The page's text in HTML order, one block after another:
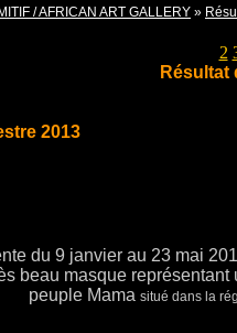
/ AFRICAN ART GALLERY »
2
Résultat
2013
du 9 janvier au 23 mai
beau masque
peuple Mama situé dans la